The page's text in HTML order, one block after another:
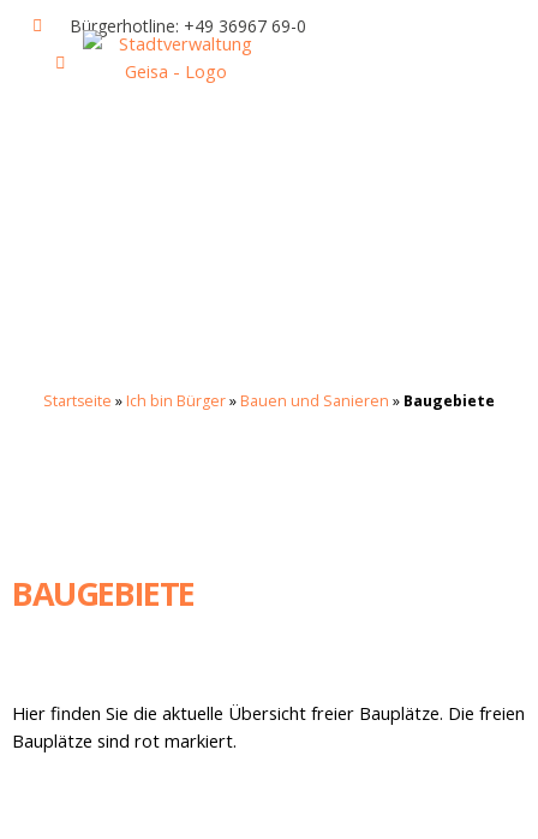
springen
Bürgerhotline: +49 36967 69-0
Startseite » Ich bin Bürger» Bauen und Sanieren » Baugebiete
BAUGEBIETE
Hier finden Sie die aktuelle Übersicht freier Bauplätze. Die freien
Bauplätze sind rot markiert.